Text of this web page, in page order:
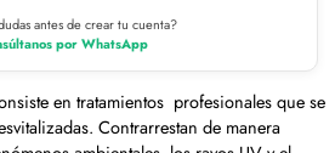
antes de crear tu cuenta?
por WhatsApp
en tratamientos profesionales que se
Contrarrestan de manera